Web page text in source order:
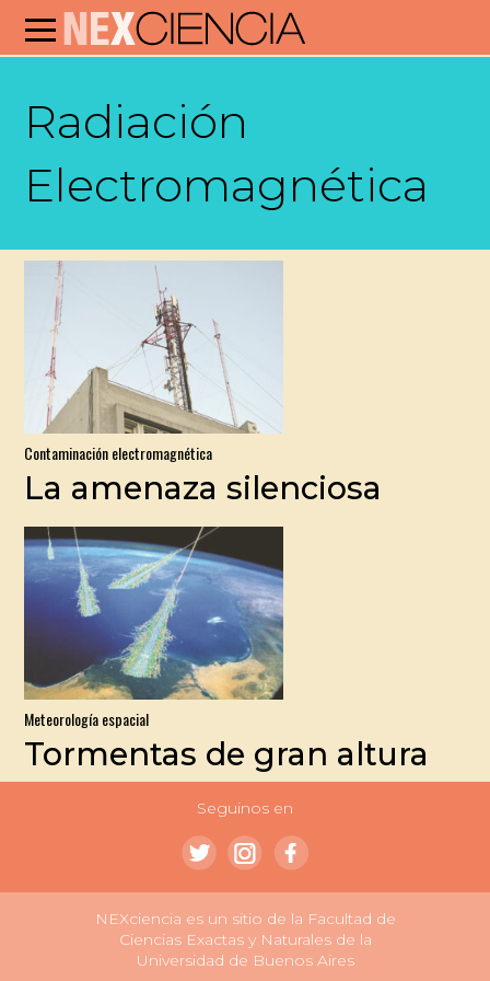
Radiación
Electromagnética
Contaminación electromagnética
La amenaza silenciosa
Meteorología espacial
Tormentas de gran altura
Seguinos en
NEXciencia es un sitio de la Facultad de
Ciencias Exactas y Naturales de la
Universidad de Buenos Aires